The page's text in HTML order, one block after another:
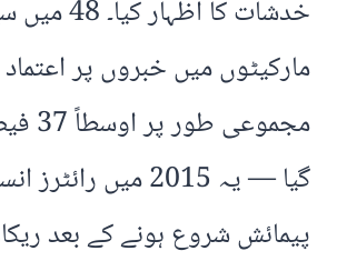
مارکیٹوں میں خبروں پر
گیا — یہ 2015 میں
پیمائش شروع ہونے کے بعد